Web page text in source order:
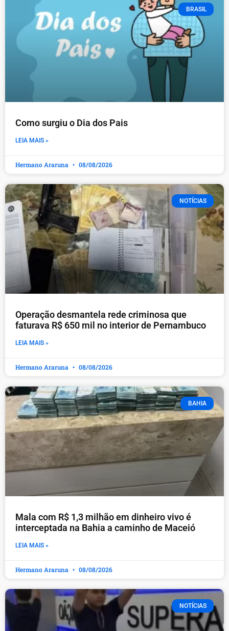
BRASIL
Como surgiu o Dia dos Pais
LEIA MAIS »
Hermano Araruna 08/08/2026
NOTÍCIAS
Operação desmantela rede criminosa que
faturava R$ 650 mil no interior de Pernambuco
LEIA MAIS »
Hermano Araruna 08/08/2026
BAHIA
Mala com R$ 1,3 milhão em dinheiro vivo é
interceptada na Bahia a caminho de Maceió
LEIA MAIS »
Hermano Araruna 08/08/2026
NOTÍCIAS